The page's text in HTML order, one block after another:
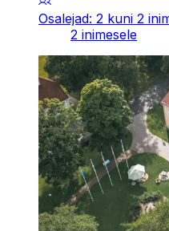
Osalejad: 2 kuni 2
2 inimesele